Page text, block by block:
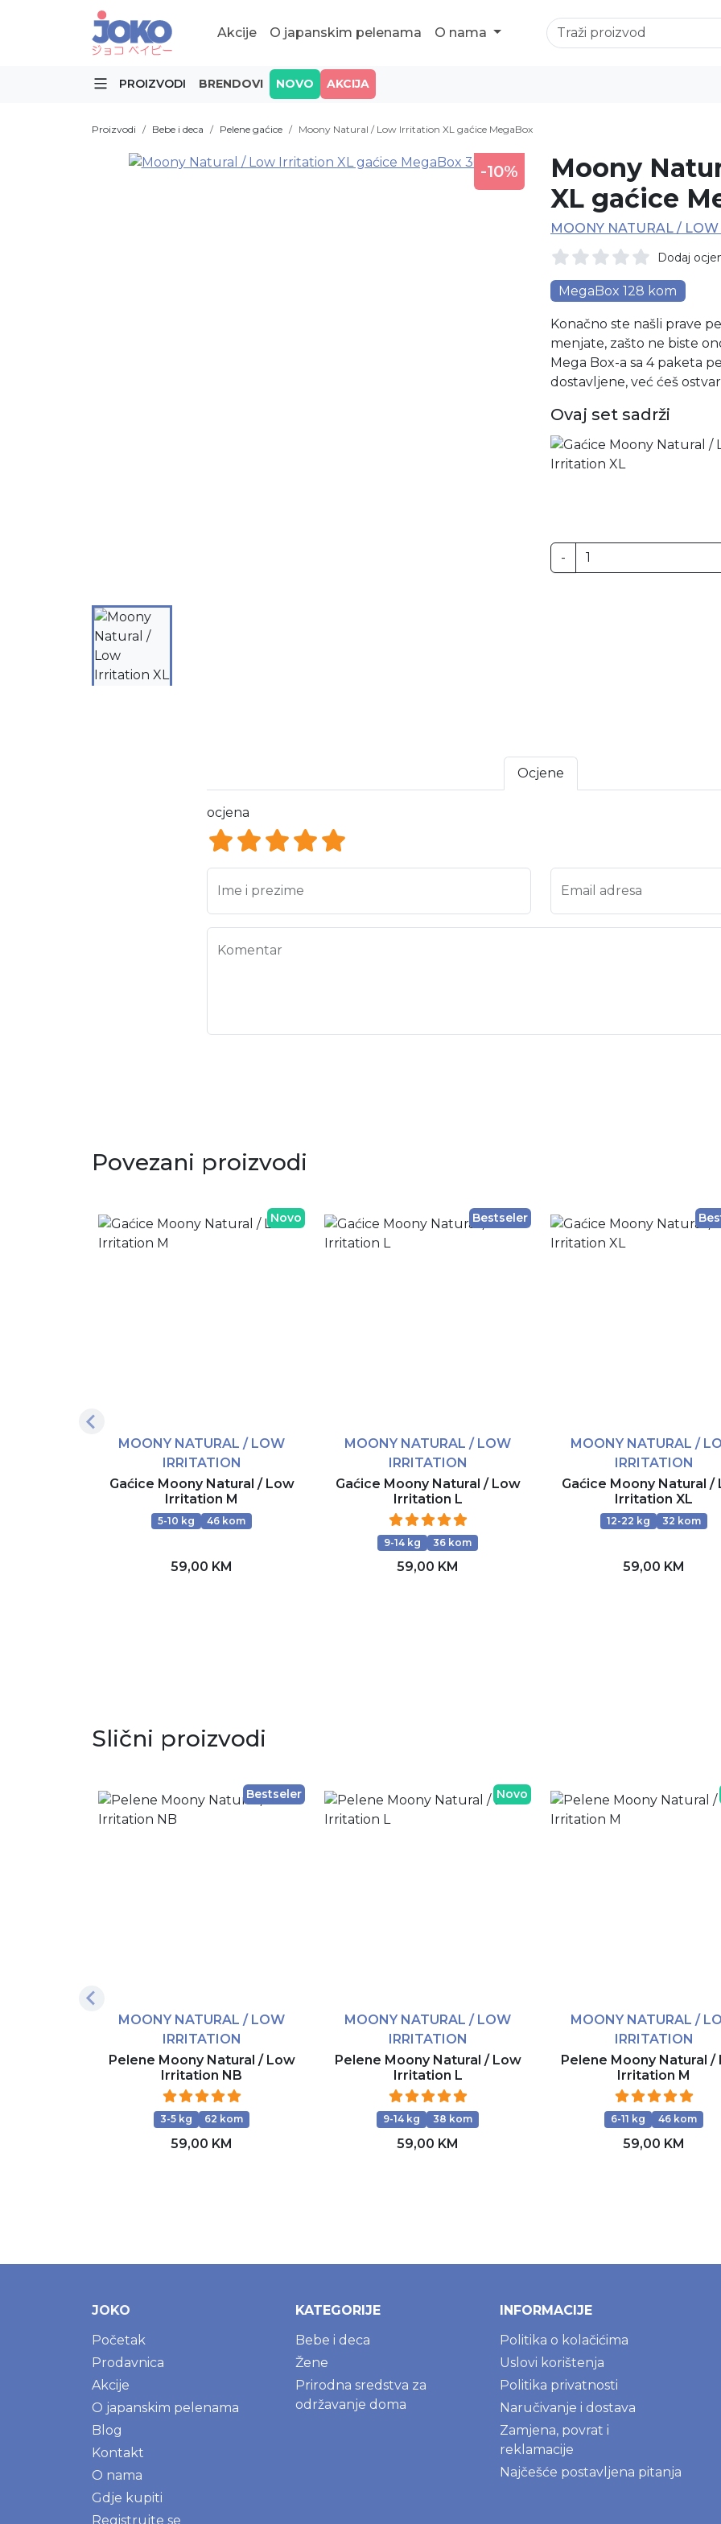
Akcije O japanskim pelenama O nama
PROIZVODI BRENDOVI NOVO AKCIJA
Proizvodi Bebe i deca Pelene gaćice Moony Natural / Low Irritation XL gaćice MegaBox
-10%
Moony
XL gaćice
MOONY NATURAL /
Dodaj
MegaBox 128 kom
Konačno ste našli prave
menjate, zašto ne biste
Mega Box-a sa 4 paketa
dostavljene, već ćeš
Ovaj set sadrži
-
Ocjene
ocjena
ocjena 5
ocjena 4
ocjena 3
ocjena 2
ocjena 1
Ime i prezime Email adresa
Komentar
Povezani proizvodi
Novo
MOONY NATURAL / LOW
IRRITATION
Gaćice Moony Natural / Low
Irritation M
5-10 kg 46 kom
59,00 KM
Bestseler
MOONY NATURAL / LOW
IRRITATION
Gaćice Moony Natural / Low
Irritation L
9-14 kg 36 kom
59,00 KM
MOONY NATURAL /
IRRITATION
Gaćice Moony Natural /
Irritation XL
12-22 kg 32 kom
59,00 KM
Slični proizvodi
Bestseler
MOONY NATURAL / LOW
IRRITATION
Pelene Moony Natural / Low
Irritation NB
3-5 kg 62 kom
59,00 KM
Novo
MOONY NATURAL / LOW
IRRITATION
Pelene Moony Natural / Low
Irritation L
9-14 kg 38 kom
59,00 KM
MOONY NATURAL /
IRRITATION
Pelene Moony Natural /
Irritation M
6-11 kg 46 kom
59,00 KM
JOKO
Početak
Prodavnica
Akcije
O japanskim pelenama
Blog
Kontakt
O nama
Gdje kupiti
Registrujte se
KATEGORIJE
Bebe i deca
Žene
Prirodna sredstva za
održavanje doma
INFORMACIJE
Politika o kolačićima
Uslovi korištenja
Politika privatnosti
Naručivanje i dostava
Zamjena, povrat i
reklamacije
Najčešće postavljena pitanja